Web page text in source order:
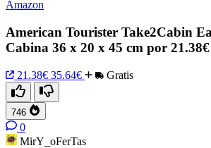
Amazon
American Tourister Take2Cabin
Cabina 36 x 20 x 45 cm por 21.38€
21.38€ 35.64€ Gratis
746
0
MirY_oFerTas